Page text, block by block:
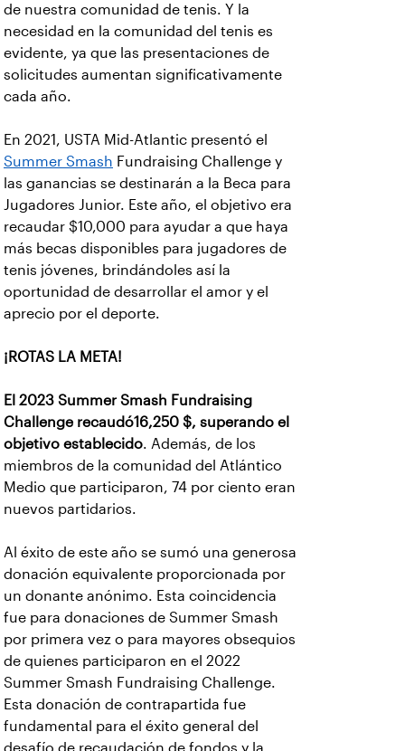
de nuestra comunidad de tenis. Y la
necesidad en la comunidad del tenis es
evidente, ya que las presentaciones de
solicitudes aumentan significativamente
cada año.
En 2021, USTA Mid-Atlantic presentó el
Summer Smash Fundraising Challenge y
las ganancias se destinarán a la Beca para
Jugadores Junior. Este año, el objetivo era
recaudar $10,000 para ayudar a que haya
más becas disponibles para jugadores de
tenis jóvenes, brindándoles así la
oportunidad de desarrollar el amor y el
aprecio por el deporte.
¡ROTAS LA META!
El 2023 Summer Smash Fundraising
Challenge recaudó16,250 $, superando el
objetivo establecido. Además, de los
miembros de la comunidad del Atlántico
Medio que participaron, 74 por ciento eran
nuevos partidarios.
Al éxito de este año se sumó una generosa
donación equivalente proporcionada por
un donante anónimo. Esta coincidencia
fue para donaciones de Summer Smash
por primera vez o para mayores obsequios
de quienes participaron en el 2022
Summer Smash Fundraising Challenge.
Esta donación de contrapartida fue
fundamental para el éxito general del
desafío de recaudación de fondos y la